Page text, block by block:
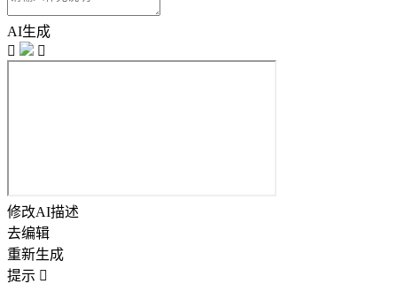
AI生成


修改AI描述
去编辑
重新生成
提示 